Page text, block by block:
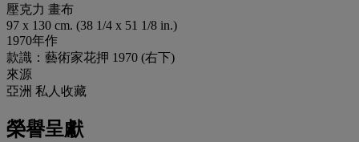
壓克力 畫布
97 x 130 cm. (38 1/4 x 51 1/8 in.)
1970年作
款識：藝術家花押 1970 (右下)
來源
亞洲 私人收藏
榮譽呈獻